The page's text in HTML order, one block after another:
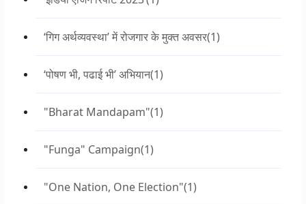
‘गिग अर्थव्यवस्था’ में रोजगार के मुक्त अवसर(1)
‘पोषण भी, पढाई भी’ अभियान(1)
"Bharat Mandapam"(1)
"Funga" Campaign(1)
"One Nation, One Election"(1)